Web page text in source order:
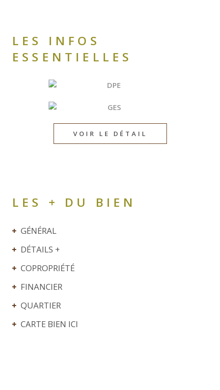
LES INFOS
ESSENTIELLES
VOIR LE DÉTAIL
LES + DU BIEN
GÉNÉRAL
DÉTAILS +
COPROPRIÉTÉ
FINANCIER
QUARTIER
CARTE BIEN ICI